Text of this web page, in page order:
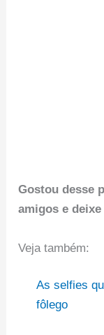
Gostou desse
amigos e
Veja também:
As selfies
fôlego